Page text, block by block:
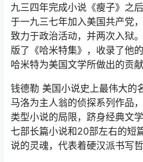
九三四年完成小说《瘦子》之
于一九三七年加入美国共产党
致力于政治活动，并两次入狱
版了《哈米特集》，收录了他
哈米特为美国文学所做出的贡
钱德勒 美国小说史上最伟大的
马洛为主人翁的侦探系列作品
类型小说的局限，跻身经典文
七部长篇小说和20部左右的短
说的灵魂，代表着硬汉派书写